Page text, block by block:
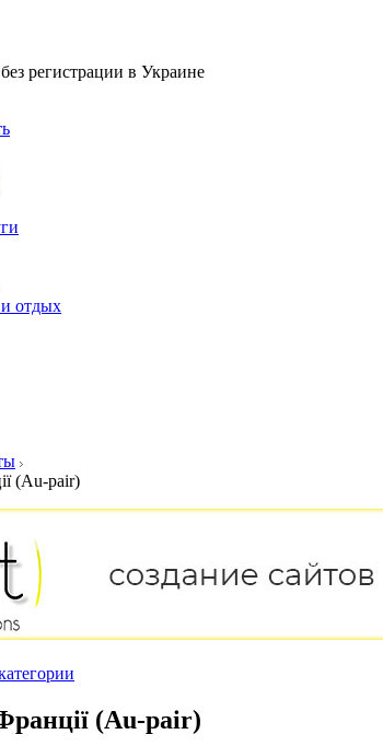
регистрации в Украине
отдых
(Au-pair)
(Au-pair)